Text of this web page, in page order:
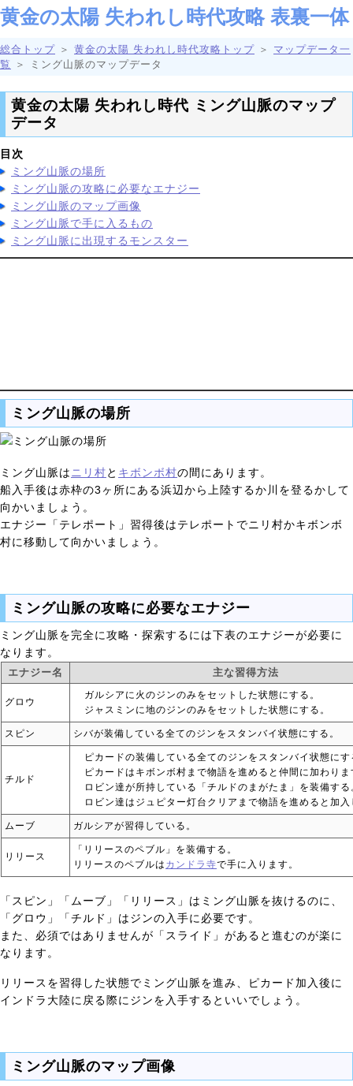
黄金の太陽 失われし時代攻略 表裏一体
総合トップ ＞ 黄金の太陽 失われし時代攻略トップ ＞ マップデータ一
覧
＞ ミング山脈のマップデータ
黄金の太陽 失われし時代 ミング山脈のマップ
データ
目次
ミング山脈の場所
ミング山脈の攻略に必要なエナジー
ミング山脈のマップ画像
ミング山脈で手に入るもの
ミング山脈に出現するモンスター
ミング山脈の場所
ミング山脈はニリ村と キボンボ村の間にあります。
船入手後は赤枠の3ヶ所にある浜辺から上陸するか川を登るかして
向かいましょう。
エナジー「テレポート」習得後はテレポートでニリ村かキボンボ
村に移動して向かいましょう。
ミング山脈の攻略に必要なエナジー
ミング山脈を完全に攻略・探索するには下表のエナジーが必要に
なります。
エナジー名 主な習得方法
グロウ
ガルシアに火のジンのみをセットした状態にする。
ジャスミンに地のジンのみをセットした状態にする。
スピン シバが装備している全てのジンをスタンバイ状態にする。
チルド
ピカードの装備している全てのジンをスタンバイ状態にす
ピカードはキボンボ村まで物語を進めると仲間に加わりま
ロビン達が所持している「チルドのまがたま」を装備する
ロビン達はジュピター灯台クリアまで物語を進めると加
ムーブ ガルシアが習得している。
リリース
「リリースのペブル」を装備する。
リリースのペブルは カンドラ寺で手に入ります。
「スピン」「ムーブ」「リリース」はミング山脈を抜けるのに、
「グロウ」「チルド」はジンの入手に必要です。
また、必須ではありませんが「スライド」があると進むのが楽に
なります。
リリースを習得した状態でミング山脈を進み、ピカード加入後に
インドラ大陸に戻る際にジンを入手するといいでしょう。
ミング山脈のマップ画像